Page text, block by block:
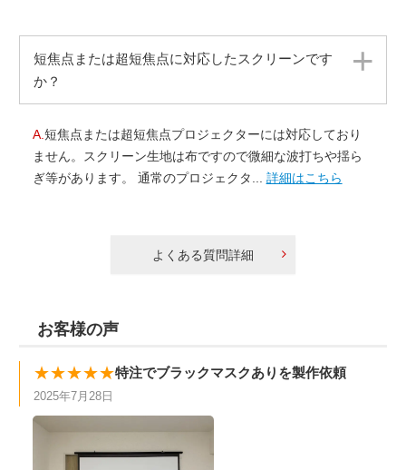
短焦点または超短焦点に対応したスクリーンです
か？
A. 短焦点または超短焦点プロジェクターには対応しており
ません。スクリーン生地は布ですので微細な波打ちや揺ら
ぎ等があります。 通常のプロジェクタ... 詳細はこちら
よくある質問詳細
お客様の声
★★★★★特注でブラックマスクありを製作依頼
2025年7月28日